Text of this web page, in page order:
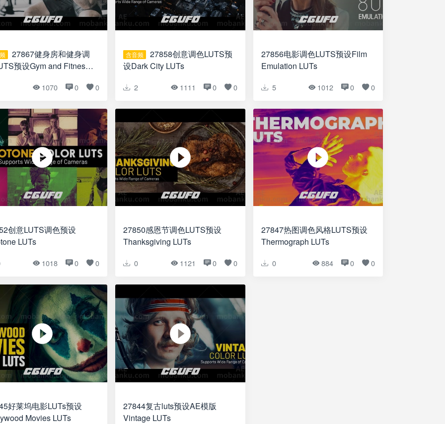
27867健身房和健身调
预设Gym and Fitness
1070 0 0
含音频
设Dark City LUTs
2 1111 0 0
27856电影调色LUTS预设Film
Emulation LUTs
5 1012 0 0
创意LUTS调色预设
LUTs
1018 0 0
27850感恩节调色LUTS预设
Thanksgiving LUTs
0 1121 0 0
27847热图调色风格LUTS预设
Thermograph LUTs
0 884 0 0
好莱坞电影LUTs预设
Movies LUTs
27844复古luts预设AE模版
Vintage LUTs